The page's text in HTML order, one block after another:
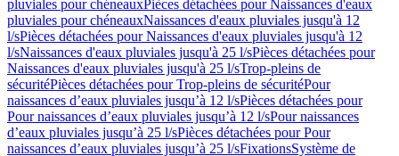
pluviales pour chéneauxPièces détachées pour Naissances d'eaux
pluviales pour chéneauxNaissances d'eaux pluviales jusqu'à 12
l/sPièces détachées pour Naissances d'eaux pluviales jusqu'à 12
l/sNaissances d'eaux pluviales jusqu'à 25 l/sPièces détachées pour
Naissances d'eaux pluviales jusqu'à 25 l/sTrop-pleins de
sécuritéPièces détachées pour Trop-pleins de sécuritéPour
naissances d’eaux pluviales jusqu’à 12 l/sPièces détachées pour
Pour naissances d’eaux pluviales jusqu’à 12 l/sPour naissances
d’eaux pluviales jusqu’à 25 l/sPièces détachées pour Pour
naissances d’eaux pluviales jusqu’à 25 l/sFixationsSystème de